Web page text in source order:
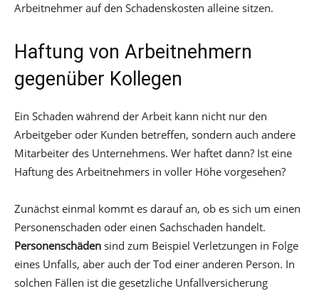
Arbeitnehmer auf den Schadenskosten alleine sitzen.
Haftung von Arbeitnehmern
gegenüber Kollegen
Ein Schaden während der Arbeit kann nicht nur den
Arbeitgeber oder Kunden betreffen, sondern auch andere
Mitarbeiter des Unternehmens. Wer haftet dann? Ist eine
Haftung des Arbeitnehmers in voller Höhe vorgesehen?
Zunächst einmal kommt es darauf an, ob es sich um einen
Personenschaden oder einen Sachschaden handelt.
Personenschäden sind zum Beispiel Verletzungen in Folge
eines Unfalls, aber auch der Tod einer anderen Person. In
solchen Fällen ist die gesetzliche Unfallversicherung